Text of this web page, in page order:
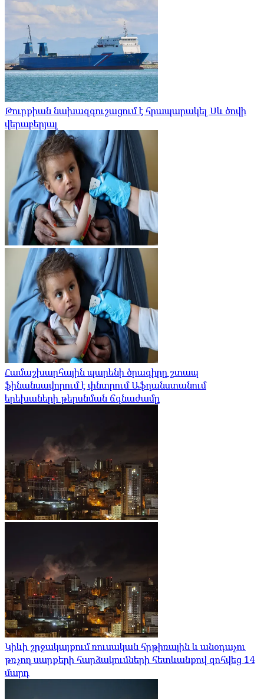
Թուրքիան նախազգուշացում է հրապարակել Սև ծովի
վերաբերյալ
Համաշխարհային պարենի ծրագիրը շտապ
ֆինանսավորում է փնտրում Աֆղանստանում
երեխաների թերսնման ճգնաժամը
Կիևի շրջակայքում ռուսական հրթիռային և անօդաչու
թռչող սարքերի հարձակումների հետևանքով զոհվեց 14
մարդ